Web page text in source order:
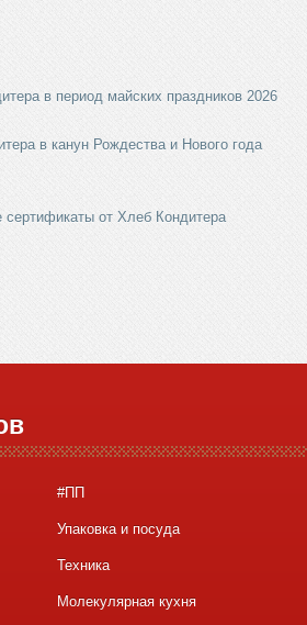
в период майских праздников 2026
в канун Рождества и Нового года
от Хлеб Кондитера
#ПП
Упаковка и посуда
Техника
Молекулярная кухня